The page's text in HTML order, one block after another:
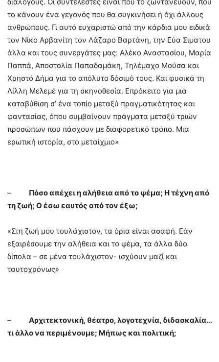
το κάνουν ένα γεγονός που θα συγκινήσει ή όχι άλλους
ανθρώπους. Γι αυτό ευχαριστώ από την κάρδια μου ειδικά
τον Νίκο Αρβανίτη τον Λάζαρο Βαρτάνη, την Εύα Σιματου
άλλα και τους συνεργάτες μας: Αλέκο Αναστασίου, Μαρία
Παππά, Αποστολία Παπαδαμάκη, Τηλέμαχο Μούσα και
Χρηστό Δήμα για το απόλυτο δόσιμό τους. Και φυσικά τη
Λίλλη Μελεμέ για τη σκηνοθεσία. Επρόκειτο για μια
καταβύθιση σ’ ένα τοπίο μεταξύ πραγματικότητας και
φαντασίας, όπου συμβαίνουν πράγματα μεταξύ τριών
προσώπων που πάσχουν με διαφορετικό τρόπο. Μια
ερωτική ιστορία, στο μεταίχμιο»
– Πόσο απέχει η αλήθεια από το ψέμα; Η τέχνη από
τη ζωή; Ο έσω εαυτός από τον έξω;
«Στη ζωή μου τουλάχιστον, τα όρια είναι ασαφή. Εάν
εξαιρέσουμε την αλήθεια και το ψέμα, τα άλλα δύο
δίπολα – σε μένα τουλάχιστον- ισχύουν μαζί και
ταυτοχρόνως»
– Αρχιτεκτονική, θέατρο, λογοτεχνία, διδασκαλία…
τι άλλο να περιμένουμε; Μήπως και πολιτική;